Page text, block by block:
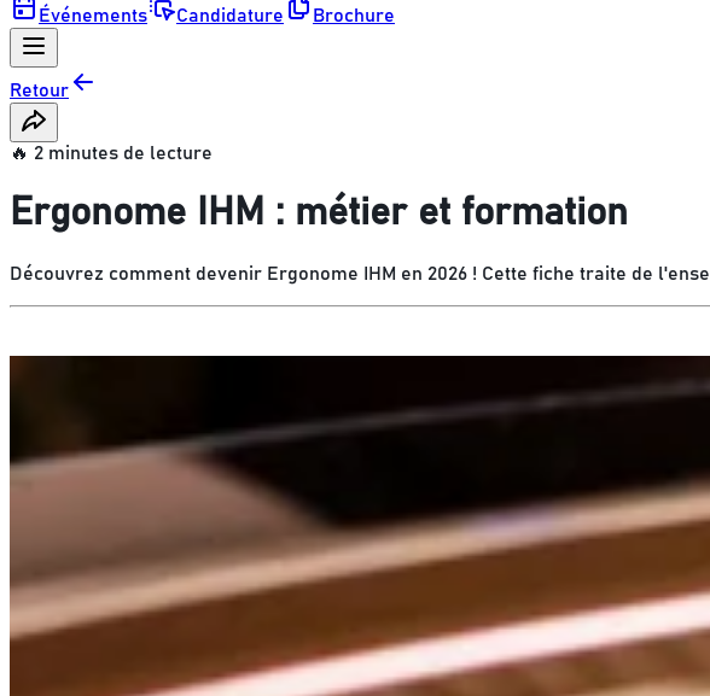
Événements Candidature Brochure
Retour
🔥 2 minutes de lecture
Ergonome IHM : métier et formation
Découvrez comment devenir Ergonome IHM en 2026 ! Cette fiche traite de